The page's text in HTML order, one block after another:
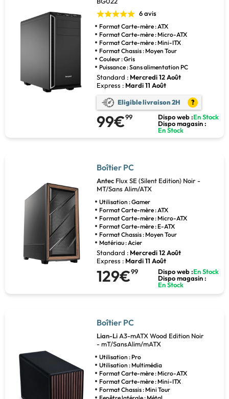
6 avis
Format Carte-mère : ATX
Format Carte-mère : Micro-ATX
Format Carte-mère : Mini-ITX
Format Chassis : Moyen Tour
Couleur : Gris
Puissance : Sans alimentation PC
Standard : Mercredi 12 Août
Express : Mardi 11 Août
Eligible livraison 2H ?
99€99 Dispo web :En Stock
Dispo magasin :
En Stock
Boîtier PC
Antec Flux SE (Silent Edition) Noir -
MT/Sans Alim/ATX
Utilisation : Gamer
Format Carte-mère : ATX
Format Carte-mère : Micro-ATX
Format Carte-mère : E-ATX
Format Chassis : Moyen Tour
Matériau : Acier
Standard : Mercredi 12 Août
Express : Mardi 11 Août
129€99 Dispo web :En Stock
Dispo magasin :
En Stock
Boîtier PC
Lian-Li A3-mATX Wood Edition Noir
- mT/SansAlim/mATX
Utilisation : Pro
Utilisation : Multimédia
Format Carte-mère : Micro-ATX
Format Carte-mère : Mini-ITX
Format Chassis : Mini Tour